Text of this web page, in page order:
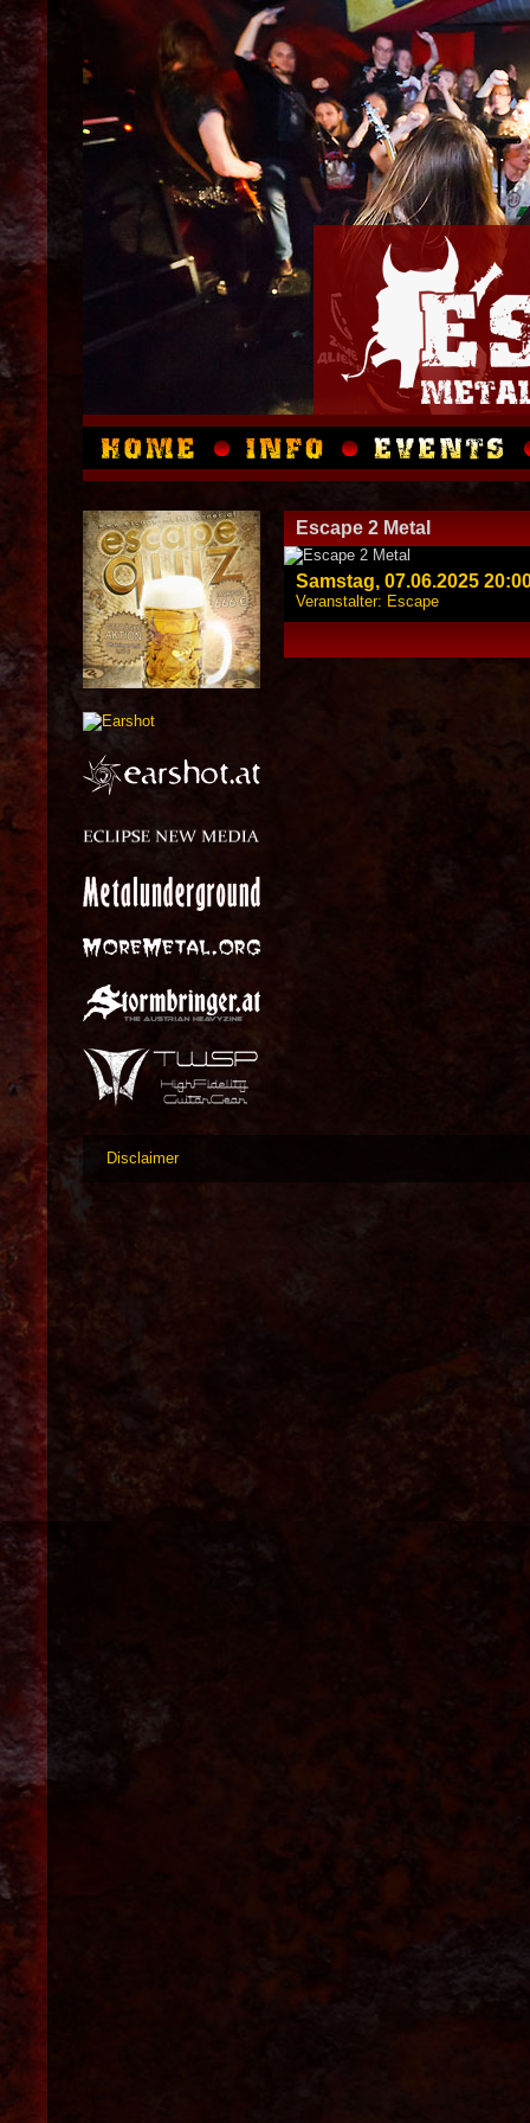
Escape 2 Metal
Samstag, 07.06.2025
Veranstalter: Escape
Disclaimer